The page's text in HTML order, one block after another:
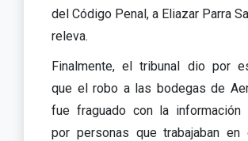
del Código Penal, a Eliazar Parra
releva.
Finalmente, el tribunal dio por
que el robo a las bodegas de
fue fraguado con la información
por personas que trabajaban en